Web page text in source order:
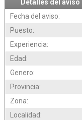
Detalles del aviso
Fecha del aviso:
Puesto:
Experiencia:
Edad:
Genero:
Provincia:
Zona:
Localidad: